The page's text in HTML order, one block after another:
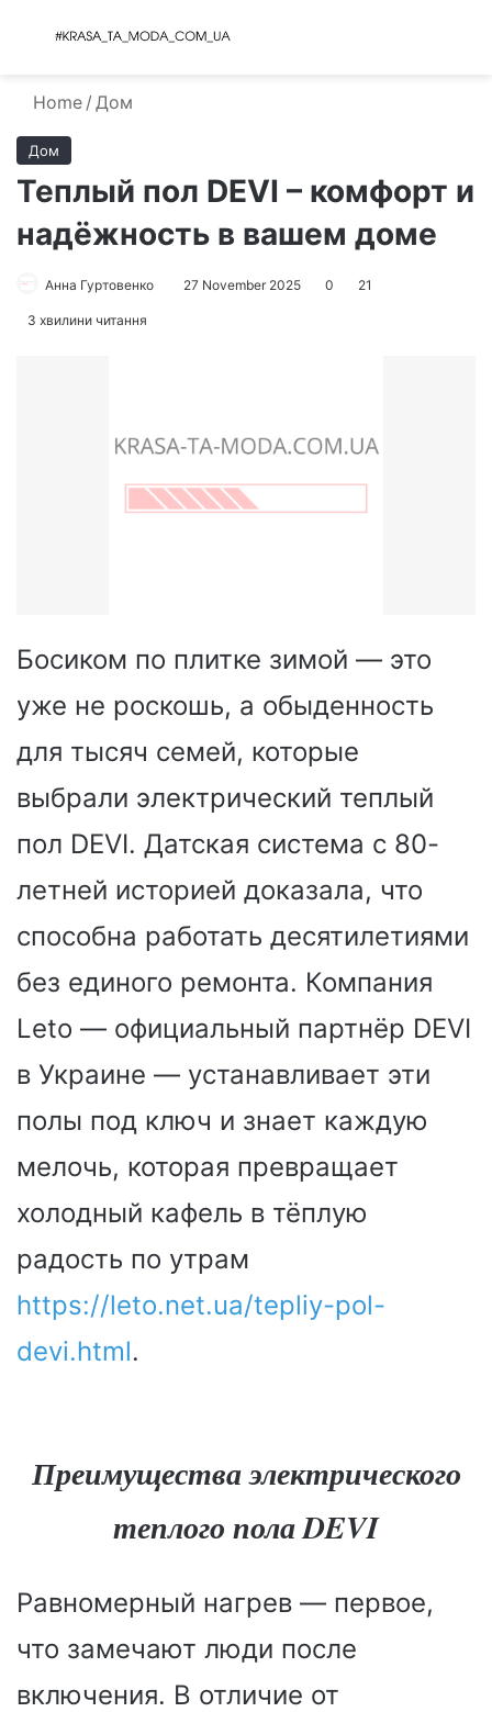
Menu
Home / Дом
Дом
Теплый пол DEVI – комфорт и
надёжность в вашем доме
Анна Гуртовенко 27 November 2025 0 21
3 хвилини читання
Босиком по плитке зимой — это
уже не роскошь, а обыденность
для тысяч семей, которые
выбрали электрический теплый
пол DEVI. Датская система с 80-
летней историей доказала, что
способна работать десятилетиями
без единого ремонта. Компания
Leto — официальный партнёр DEVI
в Украине — устанавливает эти
полы под ключ и знает каждую
мелочь, которая превращает
холодный кафель в тёплую
радость по утрам
https://leto.net.ua/tepliy-pol-
devi.html.
Преимущества электрического
теплого пола DEVI
Равномерный нагрев — первое,
что замечают люди после
включения. В отличие от